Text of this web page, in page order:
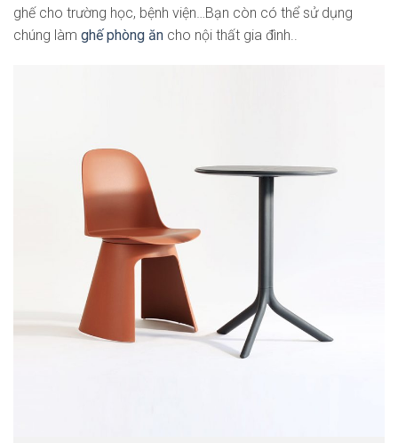
ghế cho trường học, bệnh viện…Bạn còn có thể sử dụng
chúng làm ghế phòng ăn cho nội thất gia đình..